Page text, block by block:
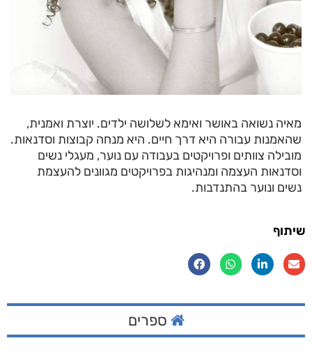
מאיה נשואה באושר ואימא לשלושה ילדים. יוצרת ואמנית,
שהאמנות עבורה היא דרך חיים. היא מנחה קבוצות וסדנאות.
מובילה צוותים ופרויקטים בעבודה עם נוער, מעגלי נשים
וסדנאות העצמה ומנהיגות בפרויקטים מגוונים להעצמת
נשים ונוער בהתנדבות.
שיתוף
ספרים